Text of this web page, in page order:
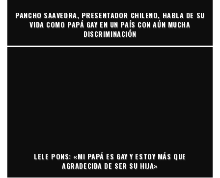
PANCHO SAAVEDRA, PRESENTADOR CHILENO, HABLA DE SU
VIDA COMO PAPÁ GAY EN UN PAÍS CON AÚN MUCHA
DISCRIMINACIÓN
LELE PONS: «MI PAPÁ ES GAY Y ESTOY MÁS QUE
AGRADECIDA DE SER SU HIJA»